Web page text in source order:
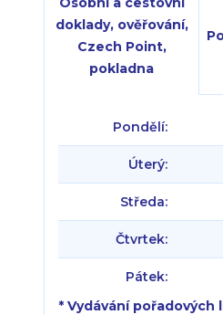
doklady, ověřování,
Czech Point,
pokladna
Pondělí:
Úterý:
Středa:
Čtvrtek:
Pátek:
* Vydávání pořadových